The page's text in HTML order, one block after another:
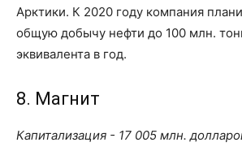
Арктики. К 2020 году компания
общую добычу нефти до 100 млн.
эквивалента в год.
8. Магнит
Капитализация - 17 005 млн.